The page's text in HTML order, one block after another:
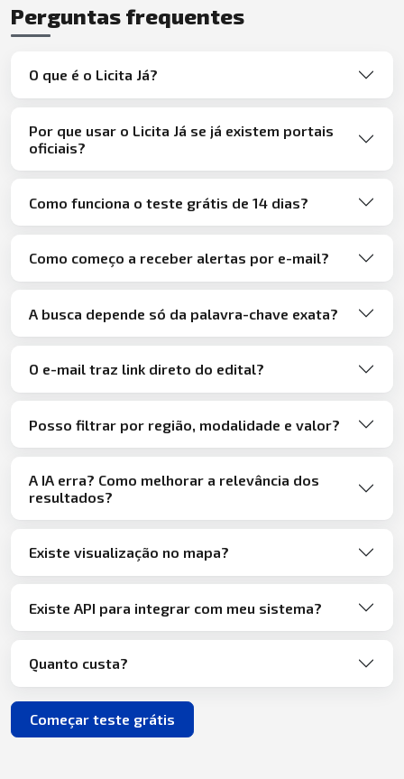
Perguntas frequentes
O que é o Licita Já?
Por que usar o Licita Já se já existem portais
oficiais?
Como funciona o teste grátis de 14 dias?
Como começo a receber alertas por e-mail?
A busca depende só da palavra-chave exata?
O e-mail traz link direto do edital?
Posso filtrar por região, modalidade e valor?
A IA erra? Como melhorar a relevância dos
resultados?
Existe visualização no mapa?
Existe API para integrar com meu sistema?
Quanto custa?
Começar teste grátis